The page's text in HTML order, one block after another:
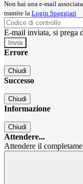
Non hai una e-mail
tramite la Login Spaggiari
E-mail inviata, si prega
Errore
Chiudi
Successo
Chiudi
Informazione
Chiudi
Attendere...
Attendere il